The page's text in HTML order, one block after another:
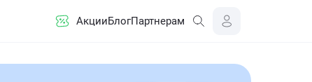
АкцииБлогПартнерам